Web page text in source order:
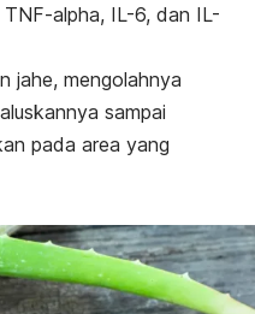
TNF-alpha, IL-6, dan IL-
jahe, mengolahnya
sampai
pada area yang